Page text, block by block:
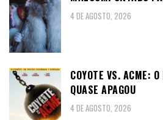
4 DE AGOSTO, 2026
COYOTE VS. ACME:
QUASE APAGOU
4 DE AGOSTO, 2026